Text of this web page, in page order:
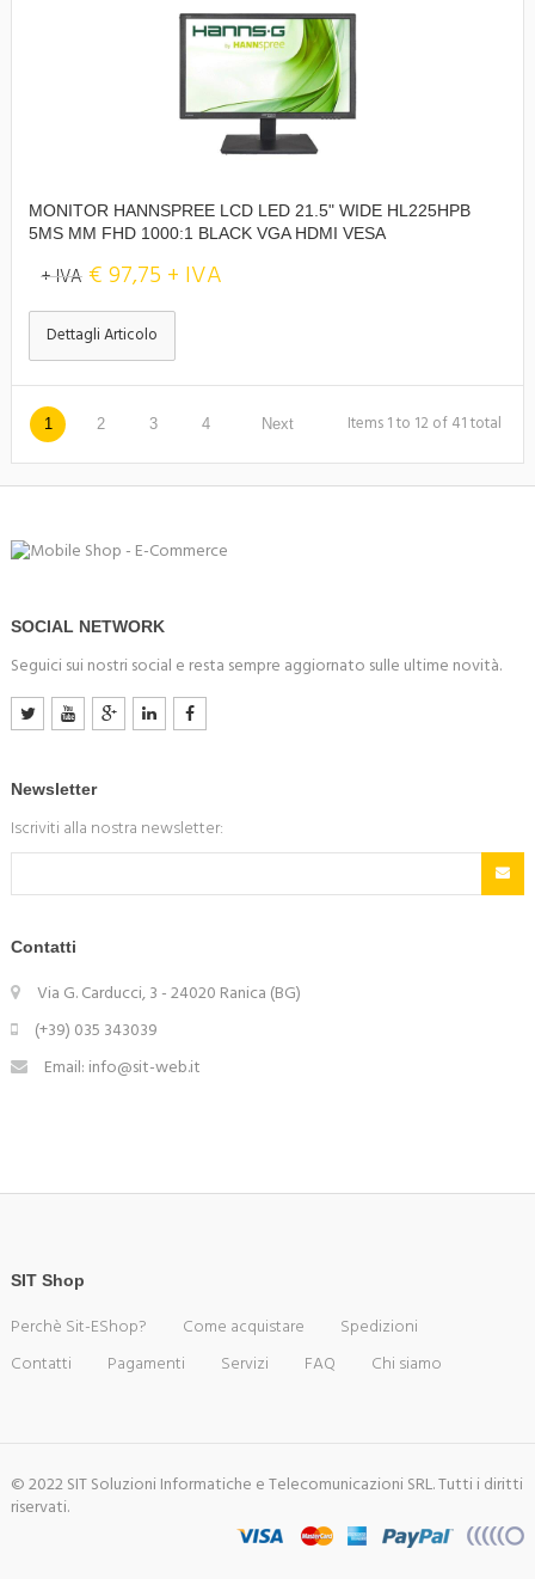
MONITOR HANNSPREE LCD LED 21.5" WIDE HL225HPB
5MS MM FHD 1000:1 BLACK VGA HDMI VESA
+ IVA € 97,75 + IVA
Dettagli Articolo
Items 1 to 12 of 41 total
1 2 3 4 Next
SOCIAL NETWORK
Seguici sui nostri social e resta sempre aggiornato sulle ultime novità.
Newsletter
Iscriviti alla nostra newsletter:
Contatti
Via G. Carducci, 3 - 24020 Ranica (BG)
(+39) 035 343039
Email: info@sit-web.it
SIT Shop
Perchè Sit-EShop? Come acquistare
Spedizioni
Contatti
Pagamenti Servizi FAQ Chi siamo
© 2022 SIT Soluzioni Informatiche e Telecomunicazioni SRL. Tutti i diritti
riservati.